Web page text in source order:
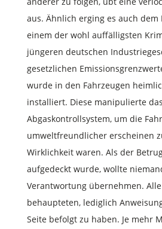
aus. Ähnlich erging es auch dem
einem der wohl auffälligsten
jüngeren deutschen
gesetzlichen
wurde in den Fahrzeugen
installiert. Diese manipulierte das
Abgaskontrollsystem, um die
umweltfreundlicher erscheinen
Wirklichkeit waren. Als der
aufgedeckt wurde, wollte
Verantwortung übernehmen.
behaupteten, lediglich
Seite befolgt zu haben. Je mehr